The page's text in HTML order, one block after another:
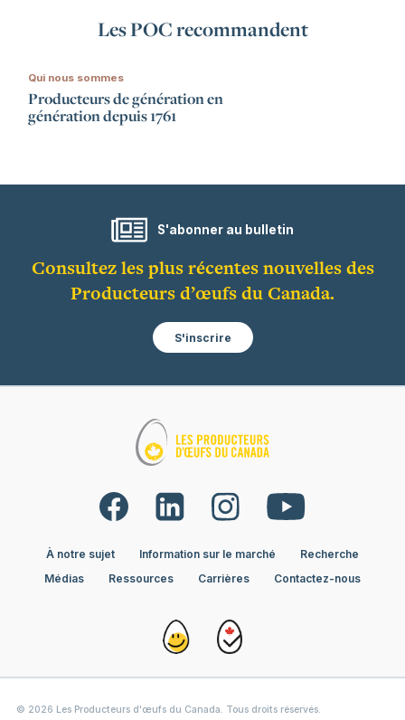
Les POC recommandent
Qui nous sommes
Producteurs de génération en
génération depuis 1761
S'abonner au bulletin
Consultez les plus récentes nouvelles des
Producteurs d’œufs du Canada.
S'inscrire
À notre sujet Information sur le marché
Recherche
Médias
Ressources Carrières Contactez-nous
© 2026 Les Producteurs d'œufs du Canada. Tous droits réservés.